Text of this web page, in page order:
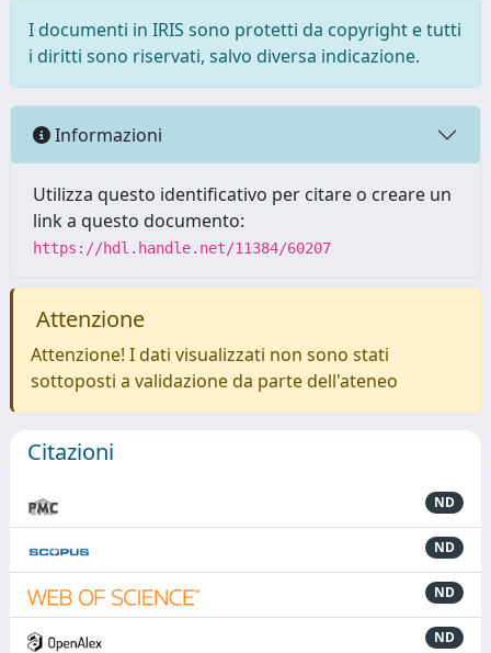
I documenti in IRIS sono protetti da copyright e tutti
i diritti sono riservati, salvo diversa indicazione.
Informazioni
Utilizza questo identificativo per citare o creare un
link a questo documento:
https://hdl.handle.net/11384/60207
Attenzione
Attenzione! I dati visualizzati non sono stati
sottoposti a validazione da parte dell'ateneo
Citazioni
ND
ND
ND
ND